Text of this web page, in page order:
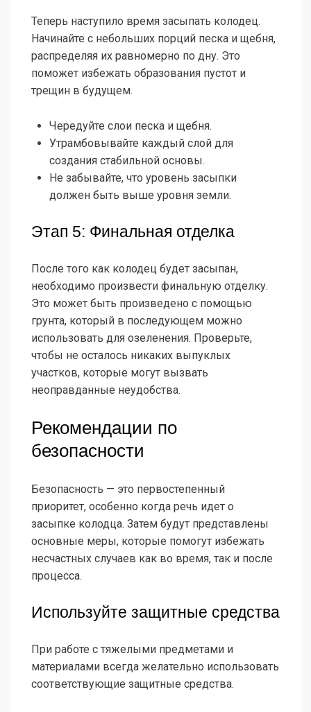
Теперь наступило время засыпать колодец.
Начинайте с небольших порций песка и щебня,
распределяя их равномерно по дну. Это
поможет избежать образования пустот и
трещин в будущем.
Чередуйте слои песка и щебня.
Утрамбовывайте каждый слой для
создания стабильной основы.
Не забывайте, что уровень засыпки
должен быть выше уровня земли.
Этап 5: Финальная отделка
После того как колодец будет засыпан,
необходимо произвести финальную отделку.
Это может быть произведено с помощью
грунта, который в последующем можно
использовать для озеленения. Проверьте,
чтобы не осталось никаких выпуклых
участков, которые могут вызвать
неоправданные неудобства.
Рекомендации по
безопасности
Безопасность — это первостепенный
приоритет, особенно когда речь идет о
засыпке колодца. Затем будут представлены
основные меры, которые помогут избежать
несчастных случаев как во время, так и после
процесса.
Используйте защитные средства
При работе с тяжелыми предметами и
материалами всегда желательно использовать
соответствующие защитные средства.